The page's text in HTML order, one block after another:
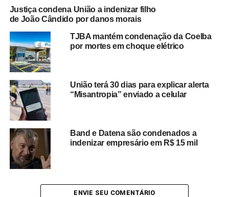
No entanto, em decisão liminar proferida em abril, o juiz
provas concretas de que Tertuliana tenha reiterado a
conduta de forma indevida ou lucrado diretamente com a
associação ao nome da instituição.
“Não há qualquer elemento que demonstre, de forma
minimamente segura, a reiteração da conduta ou a
manutenção do comportamento reputado lesivo”,
argumentou o magistrado.
“O simples receio de repetição do fato não é suficiente
para justificar a concessão da medida, sob risco de violar
a liberdade de expressão.”
comentará o caso fora dos autos. A ação de indenização
Justiça condena União a indenizar filho
de João Cândido por danos morais
TJBA mantém condenação da Coelba
por mortes em choque elétrico
União terá 30 dias para explicar alerta
“Misantropia” enviado a celular
Band e Datena são condenados a
indenizar empresário em R$ 15 mil
ENVIE SEU COMENTÁRIO